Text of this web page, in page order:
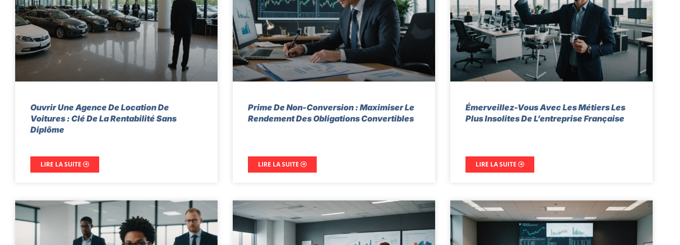
Ouvrir Une Agence De Location De
Voitures : Clé De La Rentabilité Sans
Diplôme
LIRE LA SUITE
Prime De Non-Conversion : Maximiser Le
Rendement Des Obligations Convertibles
LIRE LA SUITE
Émerveillez-Vous Avec Les Métiers Les
Plus Insolites De L’entreprise Française
LIRE LA SUITE